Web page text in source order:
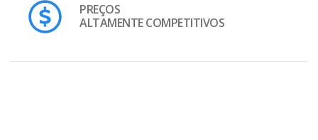
PREÇOS
ALTAMENTE COMPETITIVOS